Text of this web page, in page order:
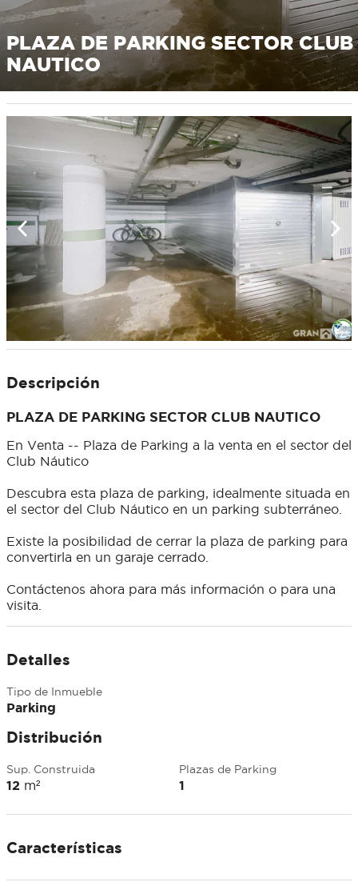
PLAZA DE PARKING SECTOR CLUB
NAUTICO
Descripción
PLAZA DE PARKING SECTOR CLUB NAUTICO
En Venta -- Plaza de Parking a la venta en el sector del
Club Náutico
Descubra esta plaza de parking, idealmente situada en
el sector del Club Náutico en un parking subterráneo.
Existe la posibilidad de cerrar la plaza de parking para
convertirla en un garaje cerrado.
Contáctenos ahora para más información o para una
visita.
Detalles
Tipo de Inmueble
Parking
Distribución
Sup. Construida
12 m²
Plazas de Parking
1
Características